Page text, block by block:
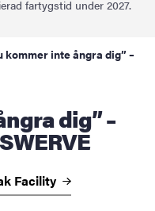
fartygstid under 2027.
kommer inte ångra dig” –
Facility